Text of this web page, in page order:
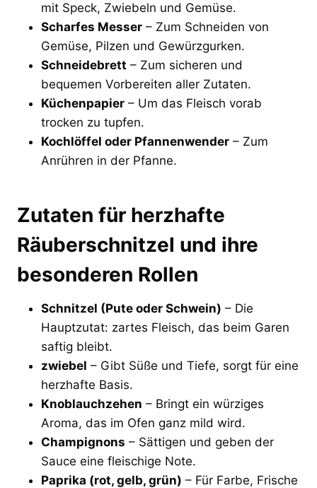
mit Speck, Zwiebeln und Gemüse.
Scharfes Messer – Zum Schneiden von
Gemüse, Pilzen und Gewürzgurken.
Schneidebrett – Zum sicheren und
bequemen Vorbereiten aller Zutaten.
Küchenpapier – Um das Fleisch vorab
trocken zu tupfen.
Kochlöffel oder Pfannenwender – Zum
Anrühren in der Pfanne.
Zutaten für herzhafte
Räuberschnitzel und ihre
besonderen Rollen
Schnitzel (Pute oder Schwein) – Die
Hauptzutat: zartes Fleisch, das beim Garen
saftig bleibt.
zwiebel – Gibt Süße und Tiefe, sorgt für eine
herzhafte Basis.
Knoblauchzehen – Bringt ein würziges
Aroma, das im Ofen ganz mild wird.
Champignons – Sättigen und geben der
Sauce eine fleischige Note.
Paprika (rot, gelb, grün) – Für Farbe, Frische